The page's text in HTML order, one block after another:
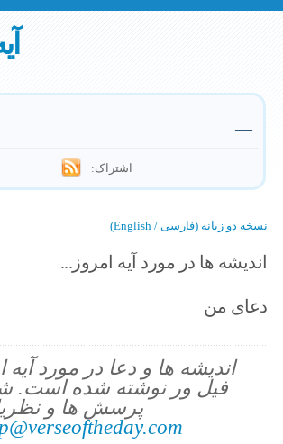
—
اشتراک:
نسخه دو زبانه (فارسی / English)
اندیشه ها در مورد آیه امروز...
دعای من
اندیشه ها و دعا در مورد آیه
فیل ور نوشته شده است.
پرسش ها و